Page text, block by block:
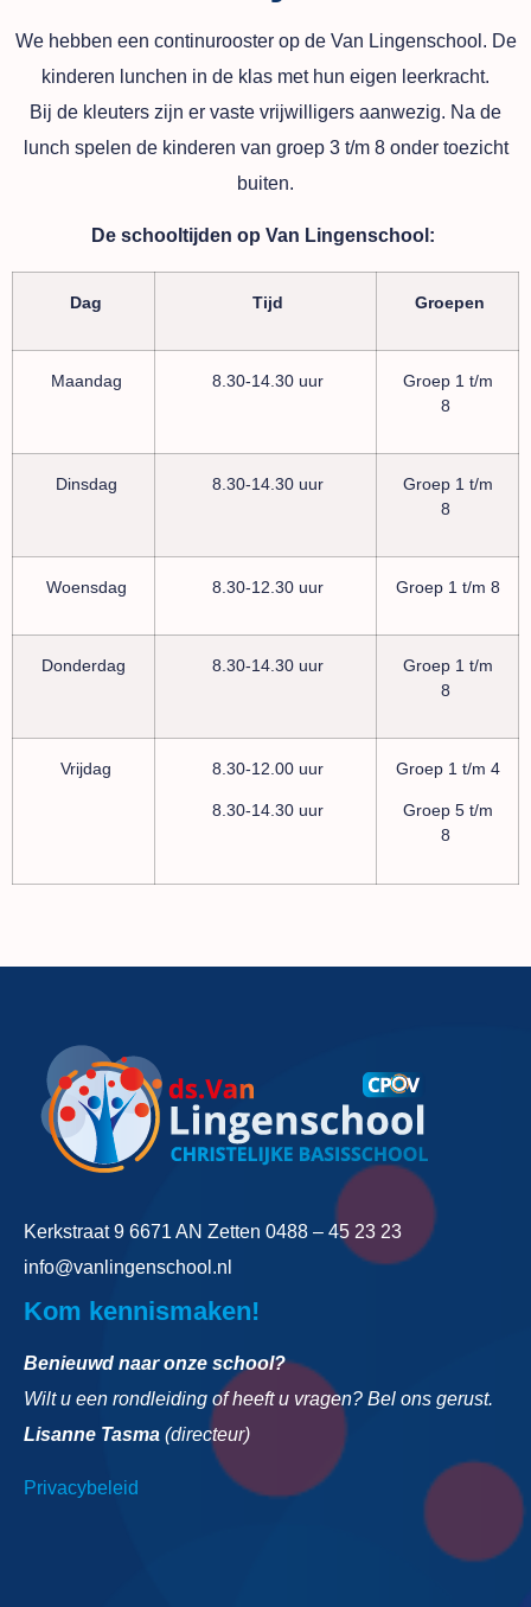
We hebben een continurooster op de Van Lingenschool. De
kinderen lunchen in de klas met hun eigen leerkracht.
Bij de kleuters zijn er vaste vrijwilligers aanwezig. Na de
lunch spelen de kinderen van groep 3 t/m 8 onder toezicht
buiten.
De schooltijden op Van Lingenschool:
Dag Tijd Groepen
Maandag 8.30-14.30 uur
Groep 1 t/m
8
Dinsdag 8.30-14.30 uur
Groep 1 t/m
8
Woensdag 8.30-12.30 uur Groep 1 t/m 8
Donderdag 8.30-14.30 uur
Groep 1 t/m
8
Vrijdag 8.30-12.00 uur
8.30-14.30 uur
Groep 1 t/m 4
Groep 5 t/m
8
Kerkstraat 9 6671 AN Zetten 0488 – 45 23 23
info@vanlingenschool.nl
Kom kennismaken!
Benieuwd naar onze school?
Wilt u een rondleiding of heeft u vragen? Bel ons gerust.
Lisanne Tasma (directeur)
Privacybeleid